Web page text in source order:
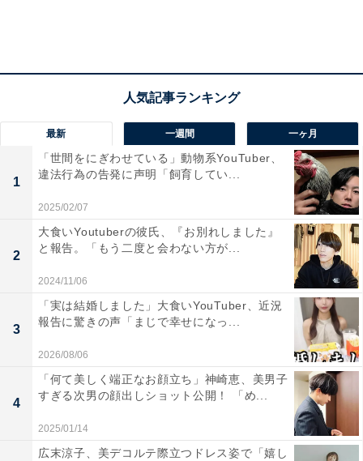
最新 一週間 一ヶ月
1
「世間をにぎわせている」動物系YouTuber、
違法行為の告発に声明「飼育してい...
2025/02/07
2
大食いYoutuberの彼氏、『お別れしました』
と報告。「もう二度と会わない方が...
2024/11/06
3
「実は結婚しました」大食いYouTuber、近況
報告に驚きの声「まじで幸せになっ...
2026/08/06
4
「何て美しく端正なお顔立ち」神崎恵、美男子
すぎる次男の顔出しショット公開！ 「め...
2025/01/14
広末涼子、美デコルテ際立つドレス姿で「嬉し